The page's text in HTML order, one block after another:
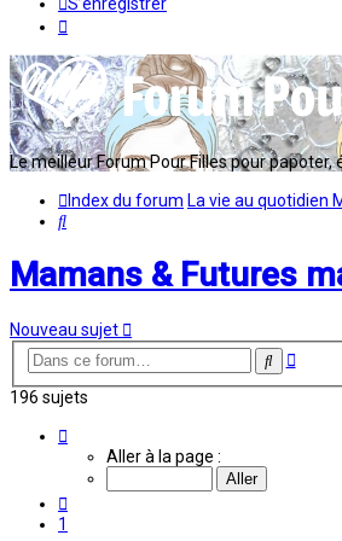
Le meilleur Forum Pour Filles pour
Index du forum La vie au quotidien
Rechercher
Mamans & Futures
Nouveau sujet
Rechercher
196 sujets
Aller à la page :
1